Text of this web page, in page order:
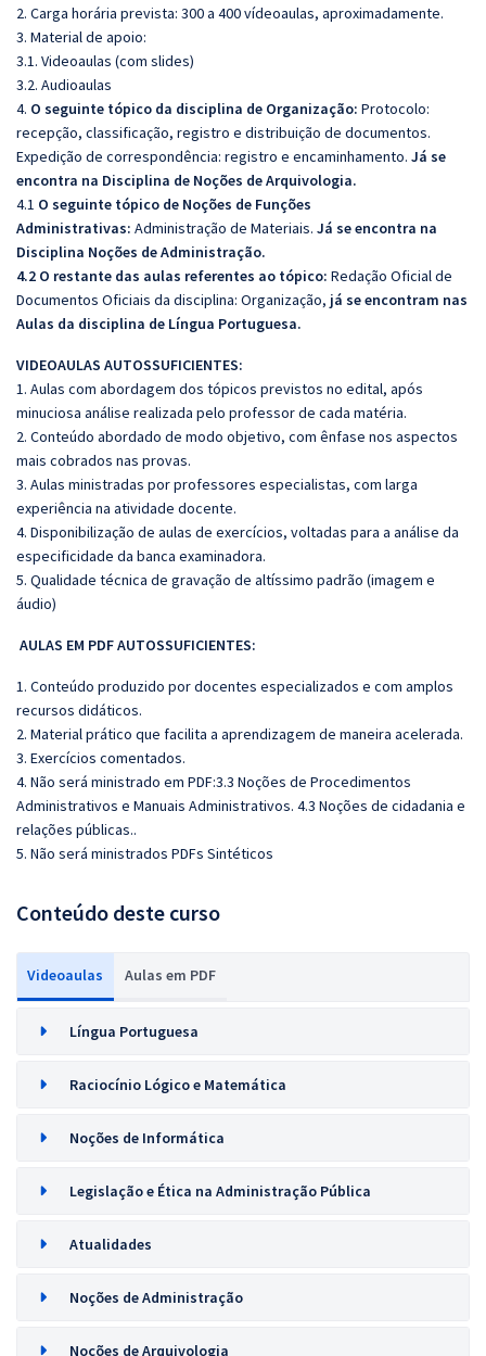
2. Carga horária prevista: 300 a 400 vídeoaulas, aproximadamente.
3. Material de apoio:
3.1. Videoaulas (com slides)
3.2. Audioaulas
4. O seguinte tópico da disciplina de Organização: Protocolo:
recepção, classificação, registro e distribuição de documentos.
Expedição de correspondência: registro e encaminhamento. Já se
encontra na Disciplina de Noções de Arquivologia.
4.1 O seguinte tópico de Noções de Funções
Administrativas: Administração de Materiais. Já se encontra na
Disciplina Noções de Administração.
4.2 O restante das aulas referentes ao tópico: Redação Oficial de
Documentos Oficiais da disciplina: Organização, já se encontram nas
Aulas da disciplina de Língua Portuguesa.
VIDEOAULAS AUTOSSUFICIENTES:
1. Aulas com abordagem dos tópicos previstos no edital, após
minuciosa análise realizada pelo professor de cada matéria.
2. Conteúdo abordado de modo objetivo, com ênfase nos aspectos
mais cobrados nas provas.
3. Aulas ministradas por professores especialistas, com larga
experiência na atividade docente.
4. Disponibilização de aulas de exercícios, voltadas para a análise da
especificidade da banca examinadora.
5. Qualidade técnica de gravação de altíssimo padrão (imagem e
áudio)
AULAS EM PDF AUTOSSUFICIENTES:
1. Conteúdo produzido por docentes especializados e com amplos
recursos didáticos.
2. Material prático que facilita a aprendizagem de maneira acelerada.
3. Exercícios comentados.
4. Não será ministrado em PDF:3.3 Noções de Procedimentos
Administrativos e Manuais Administrativos. 4.3 Noções de cidadania e
relações públicas..
5. Não será ministrados PDFs Sintéticos
Conteúdo deste curso
Videoaulas Aulas em PDF
Língua Portuguesa
Raciocínio Lógico e Matemática
Noções de Informática
Legislação e Ética na Administração Pública
Atualidades
Noções de Administração
Noções de Arquivologia